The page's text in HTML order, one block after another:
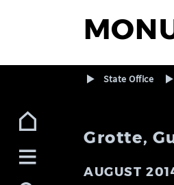
State Office
Grotte,
AUGUST